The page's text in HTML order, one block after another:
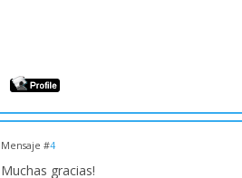
Mensaje #4
Muchas gracias!